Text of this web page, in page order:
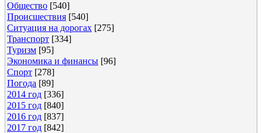
Общество [540]
Происшествия [540]
Ситуация на дорогах [275]
Транспорт [334]
Туризм [95]
Экономика и финансы [96]
Спорт [278]
Погода [89]
2014 год [336]
2015 год [840]
2016 год [837]
2017 год [842]